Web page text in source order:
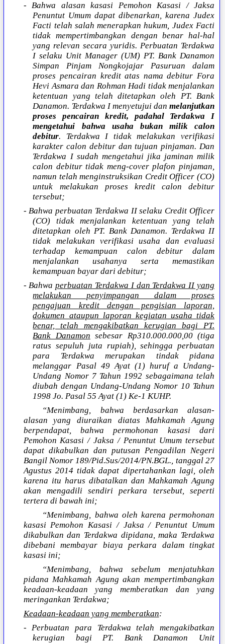
- Bahwa alasan kasasi Pemohon Kasasi / Jaksa
Penuntut Umum dapat dibenarkan, karena Judex
Facti telah salah menerapkan hukum, Judex Facti
tidak mempertimbangkan dengan benar hal-hal
yang relevan secara yuridis. Perbuatan Terdakwa
I selaku Unit Manager (UM) PT. Bank Danamon
Simpan Pinjam Nongkojajar Pasuruan dalam
proses pencairan kredit atas nama debitur Fora
Hevi Asmara dan Rohman Hadi tidak menjalankan
ketentuan yang telah ditetapkan oleh PT. Bank
Danamon. Terdakwa I menyetujui dan melanjutkan
proses pencairan kredit, padahal Terdakwa I
mengetahui bahwa usaha bukan milik calon
debitur. Terdakwa I tidak melakukan verifikasi
karakter calon debitur dan tujuan pinjaman. Dan
Terdakwa I sudah mengetahui jika jaminan milik
calon debitur tidak meng-cover plafon pinjaman,
namun telah menginstruksikan Credit Officer (CO)
untuk melakukan proses kredit calon debitur
tersebut;
- Bahwa perbuatan Terdakwa II selaku Credit Officer
(CO) tidak menjalankan ketentuan yang telah
ditetapkan oleh PT. Bank Danamon. Terdakwa II
tidak melakukan verifikasi usaha dan evaluasi
terhadap kemampuan calon debitur dalam
menjalankan usahanya serta memastikan
kemampuan bayar dari debitur;
- Bahwaperbuatan Terdakwa I dan Terdakwa II yang
melakukan penyimpangan dalam proses
pengajuan kredit dengan pengisian laporan,
dokumen ataupun laporan kegiatan usaha tidak
benar, telah mengakibatkan kerugian bagi PT.
Bank Danamon sebesar Rp310.000.000,00 (tiga
ratus sepuluh juta rupiah), sehingga perbuatan
para Terdakwa merupakan tindak pidana
melanggar Pasal 49 Ayat (1) huruf a Undang-
Undang Nomor 7 Tahun 1992 sebagaimana telah
diubah dengan Undang-Undang Nomor 10 Tahun
1998 Jo. Pasal 55 Ayat (1) Ke-1 KUHP.
“Menimbang, bahwa berdasarkan alasan-
alasan yang diuraikan diatas Mahkamah Agung
berpendapat, bahwa permohonan kasasi dari
Pemohon Kasasi / Jaksa / Penuntut Umum tersebut
dapat dikabulkan dan putusan Pengadilan Negeri
Bangil Nomor 189/Pid.Sus/2014/PN.BGL., tanggal 27
Agustus 2014 tidak dapat dipertahankan lagi, oleh
karena itu harus dibatalkan dan Mahkamah Agung
akan mengadili sendiri perkara tersebut, seperti
tertera di bawah ini;
“Menimbang, bahwa oleh karena permohonan
kasasi Pemohon Kasasi / Jaksa / Penuntut Umum
dikabulkan dan Terdakwa dipidana, maka Terdakwa
dibebani membayar biaya perkara dalam tingkat
kasasi ini;
“Menimbang, bahwa sebelum menjatuhkan
pidana Mahkamah Agung akan mempertimbangkan
keadaan-keadaan yang memberatkan dan yang
meringankan Terdakwa;
Keadaan-keadaan yang memberatkan:
- Perbuatan para Terdakwa telah mengakibatkan
kerugian bagi PT. Bank Danamon Unit